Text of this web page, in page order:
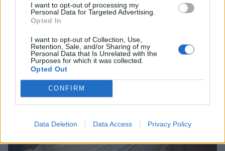
I want to opt-out of processing my
Personal Data for Targeted Advertising.
Opted In
I want to opt-out of Collection, Use,
Retention, Sale, and/or Sharing of my
Personal Data that Is Unrelated with the
Purposes for which it was collected.
Opted Out
CONFIRM
Data Deletion Data Access Privacy Policy
Σχετικά Άρθρα